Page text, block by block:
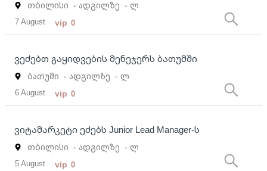
თბილისი - ადგილზე - ლ
7 August vip 0
ვეძებთ გაყიდვების მენეჯერს ბათუმში
ბათუმი - ადგილზე - ლ
6 August vip 0
ვიტამარკეტი ეძებს Junior Lead Manager-ს
თბილისი - ადგილზე - ლ
5 August vip 0